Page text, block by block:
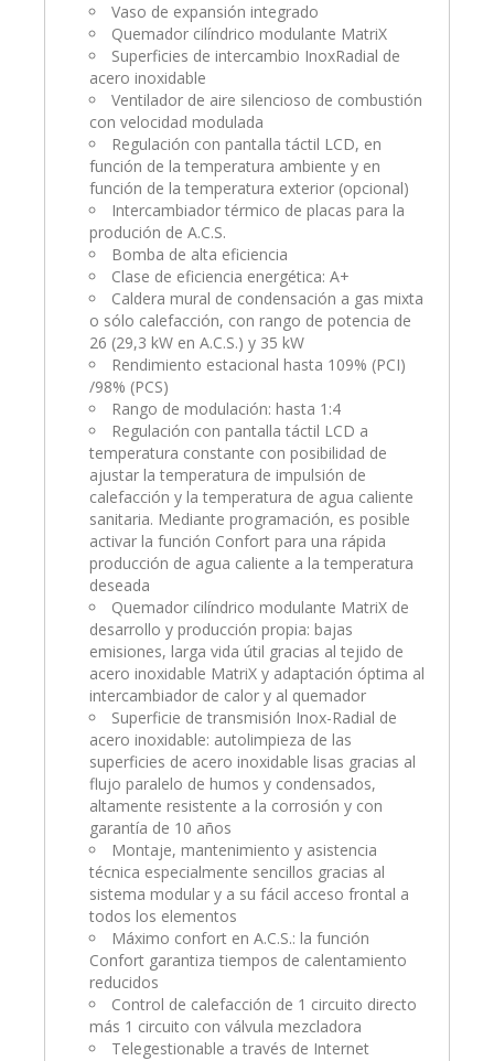
Vaso de expansión integrado
Quemador cilíndrico modulante MatriX
Superficies de intercambio InoxRadial de
acero inoxidable
Ventilador de aire silencioso de combustión
con velocidad modulada
Regulación con pantalla táctil LCD, en
función de la temperatura ambiente y en
función de la temperatura exterior (opcional)
Intercambiador térmico de placas para la
produción de A.C.S.
Bomba de alta eficiencia
Clase de eficiencia energética: A+
Caldera mural de condensación a gas mixta
o sólo calefacción, con rango de potencia de
26 (29,3 kW en A.C.S.) y 35 kW
Rendimiento estacional hasta 109% (PCI)
/98% (PCS)
Rango de modulación: hasta 1:4
Regulación con pantalla táctil LCD a
temperatura constante con posibilidad de
ajustar la temperatura de impulsión de
calefacción y la temperatura de agua caliente
sanitaria. Mediante programación, es posible
activar la función Confort para una rápida
producción de agua caliente a la temperatura
deseada
Quemador cilíndrico modulante MatriX de
desarrollo y producción propia: bajas
emisiones, larga vida útil gracias al tejido de
acero inoxidable MatriX y adaptación óptima al
intercambiador de calor y al quemador
Superficie de transmisión Inox-Radial de
acero inoxidable: autolimpieza de las
superficies de acero inoxidable lisas gracias al
flujo paralelo de humos y condensados,
altamente resistente a la corrosión y con
garantía de 10 años
Montaje, mantenimiento y asistencia
técnica especialmente sencillos gracias al
sistema modular y a su fácil acceso frontal a
todos los elementos
Máximo confort en A.C.S.: la función
Confort garantiza tiempos de calentamiento
reducidos
Control de calefacción de 1 circuito directo
más 1 circuito con válvula mezcladora
Telegestionable a través de Internet